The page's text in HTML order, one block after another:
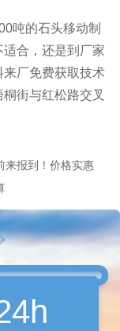
吨的石头移动制
合，还是到厂家
厂免费获取技术
街与红松路交叉
来报到！价格实惠